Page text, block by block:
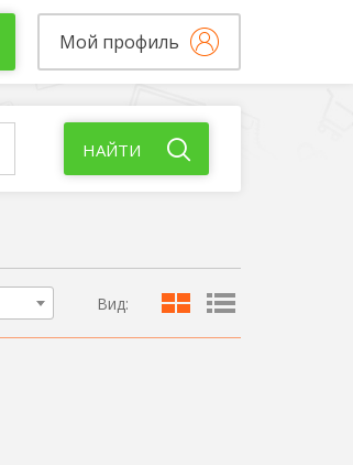
Мой профиль
НАЙТИ
Вид: